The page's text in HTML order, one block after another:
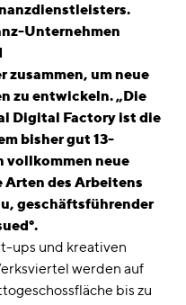
Unternehmen
um neue
zu entwickeln. „Die
Digital Factory ist die
bisher gut 13-
vollkommen neue
des Arbeitens
geschäftsführender
ups und kreativen
werden auf
bis zu